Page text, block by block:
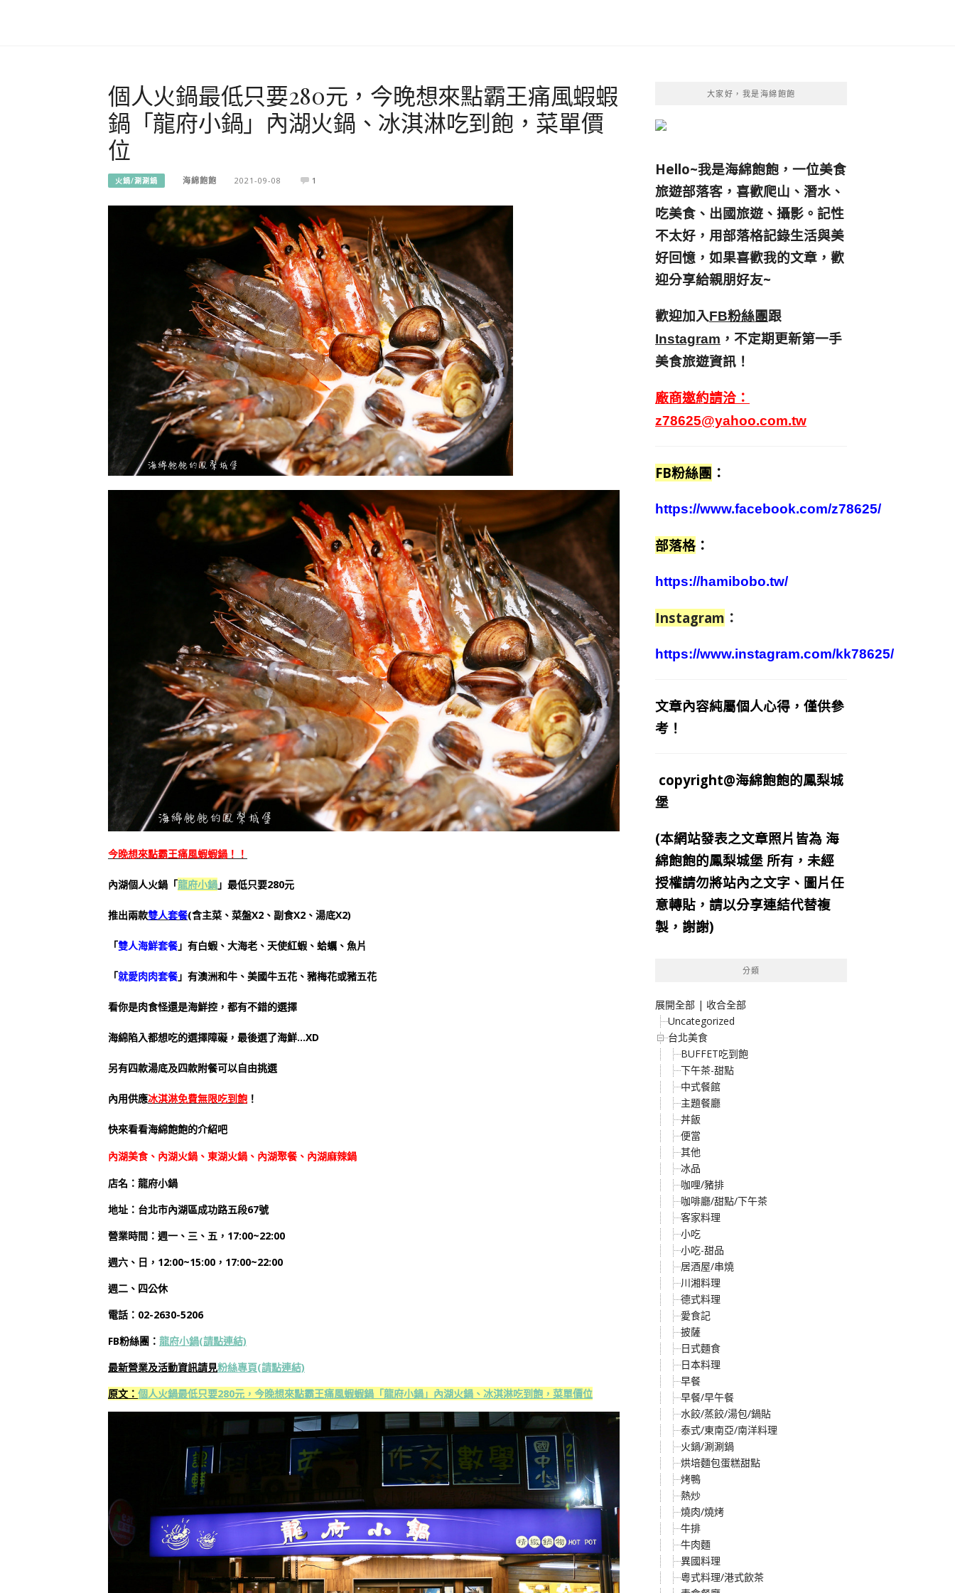
個人火鍋最低只要280元，今晚想來點霸王痛風蝦蝦
鍋「龍府小鍋」內湖火鍋、冰淇淋吃到飽，菜單價
位
火鍋/涮涮鍋 海綿飽飽 2021-09-08 1
今晚想來點霸王痛風蝦蝦鍋！！
內湖個人火鍋「龍府小鍋」最低只要280元
推出兩款雙人套餐(含主菜、菜盤X2、副食X2、湯底X2)
「雙人海鮮套餐」有白蝦、大海老、天使紅蝦、蛤蠣、魚片
「就愛肉肉套餐」有澳洲和牛、美國牛五花、豬梅花或豬五花
看你是肉食怪還是海鮮控，都有不錯的選擇
海綿陷入都想吃的選擇障礙，最後選了海鮮…XD
另有四款湯底及四款附餐可以自由挑選
內用供應冰淇淋免費無限吃到飽 ！
快來看看海綿飽飽的介紹吧
內湖美食、內湖火鍋、東湖火鍋、內湖聚餐、內湖麻辣鍋
店名：龍府小鍋
地址：台北市內湖區成功路五段67號
營業時間：週一、三、五，17:00~22:00
週六、日，12:00~15:00，17:00~22:00
週二、四公休
電話：02-2630-5206
FB粉絲團： 龍府小鍋(請點連結)
最新營業及活動資訊請見粉絲專頁(請點連結)
原文： 個人火鍋最低只要280元，今晚想來點霸王痛風蝦蝦鍋「龍府小鍋」內湖火鍋、冰淇淋吃到飽，菜單價位
大家好，我是海綿飽飽
Hello~我是海綿飽飽，一位美食
旅遊部落客， 喜歡爬山、潛水、
吃美食、出國旅遊、攝影。 記性
不太好，用部落格記錄生活與美
好回憶， 如果喜歡我的文章，歡
迎分享給親朋好友~
歡迎加入FB粉絲團跟
Instagram ，不定期更新第一手
美食旅遊資訊！
廠商邀約請洽：
z78625@yahoo.com.tw
FB粉絲團 ：
https://www.facebook.com/z78625/
部落格 ：
https://hamibobo.tw/
Instagram ：
https://www.instagram.com/kk78625/
文章內容純屬個人心得，僅供參
考！
copyright@海綿飽飽的鳳梨城
堡
(本網站發表之文章照片皆為 海
綿飽飽的鳳梨城堡 所有，未經
授權請勿將站內之文字、圖片任
意轉貼，請以分享連結代替複
製，謝謝)
分類
展開全部 | 收合全部
Uncategorized
台北美食
BUFFET吃到飽
下午茶-甜點
中式餐館
主題餐廳
丼飯
便當
其他
冰品
咖哩/豬排
咖啡廳/甜點/下午茶
客家料理
小吃
小吃-甜品
居酒屋/串燒
川湘料理
德式料理
愛食記
披薩
日式麵食
日本料理
早餐
早餐/早午餐
水餃/蒸餃/湯包/鍋貼
泰式/東南亞/南洋料理
火鍋/涮涮鍋
烘培麵包蛋糕甜點
烤鴨
熱炒
燒肉/燒烤
牛排
牛肉麵
異國料理
粵式料理/港式飲茶